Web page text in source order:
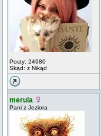
Posty: 24980
Skąd: z Nikąd
merula
Pani z Jeziora